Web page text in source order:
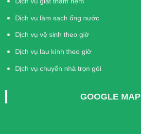
Dịch vụ làm sạch ống nước
Dịch vụ vệ sinh theo giờ
Dịch vụ lau kính theo giờ
Dịch vụ chuyển nhà trọn gói
GOOGLE MAP